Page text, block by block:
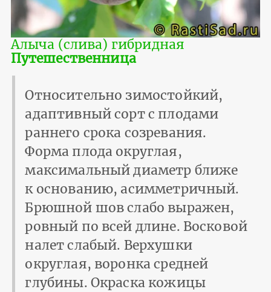
Алыча (слива) гибридная
Путешественница
Относительно зимостойкий,
адаптивный сорт с плодами
раннего срока созревания.
Форма плода округлая,
максимальный диаметр ближе
к основанию, асимметричный.
Брюшной шов слабо выражен,
ровный по всей длине. Восковой
налет слабый. Верхушки
округлая, воронка средней
глубины. Окраска кожицы